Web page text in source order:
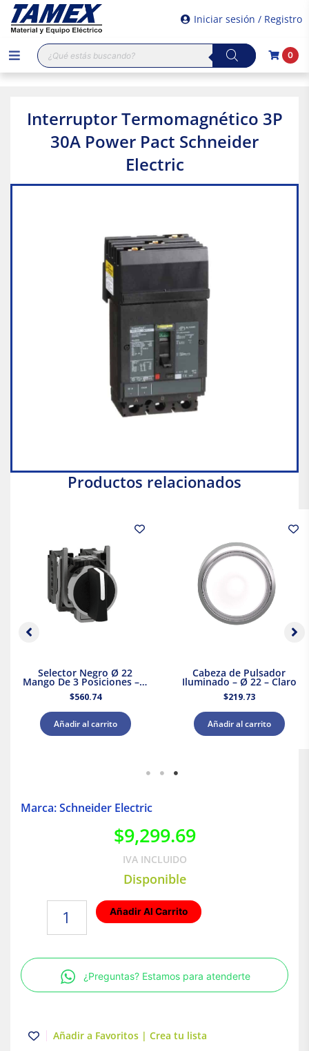
Iniciar sesión / Registro
Búsqueda
de
productos
0
Interruptor Termomagnético 3P
30A Power Pact Schneider
Electric
Productos relacionados
Selector Negro Ø 22
Mango De 3 Posiciones – 2
Na
$560.74
Añadir al carrito
Cabeza de Pulsador
Iluminado – Ø 22 – Claro
$219.73
Añadir al carrito
Marca: Schneider Electric
$9,299.69
IVA INCLUIDO
Disponible
Termomagnético
Power
Pact
Schneider
Añadir Al Carrito
¿Preguntas? Estamos para atenderte
Añadir a Favoritos | Crea tu lista